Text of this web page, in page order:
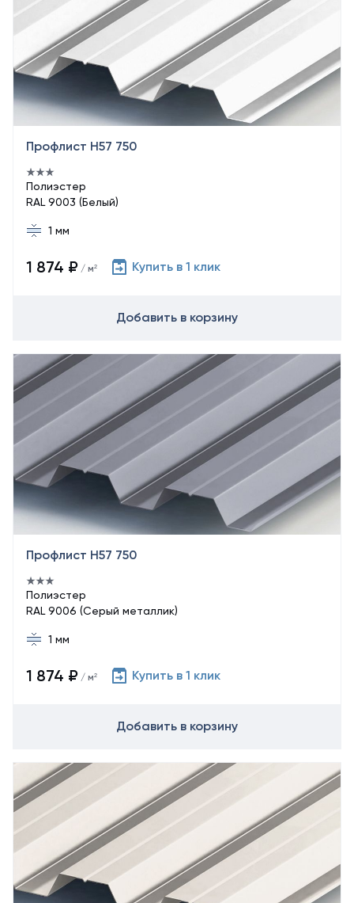
Профлист Н57 750
Полиэстер
RAL 9003 (Белый)
1 мм
1 874 ₽ / м² Купить в 1 клик
Добавить в корзину
Профлист Н57 750
Полиэстер
RAL 9006 (Серый металлик)
1 мм
1 874 ₽ / м² Купить в 1 клик
Добавить в корзину